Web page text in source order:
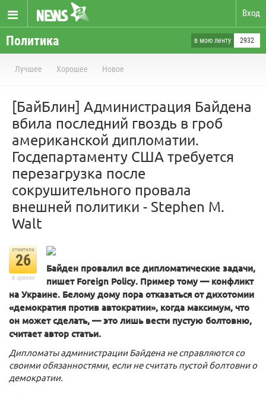
Вход
Политика в мою ленту 2932
Лучшее Хорошее Новое
[БайБлин] Администрация Байдена
вбила последний гвоздь в гроб
американской дипломатии.
Госдепартаменту США требуется
перезагрузка после
сокрушительного провала
внешней политики - Stephen M.
Walt
отметили
26
в архиве
Байден провалил все дипломатические задачи,
пишет Foreign Policy. Пример тому — конфликт
на Украине. Белому дому пора отказаться от дихотомии
«демократия против автократии», когда максимум, что
он может сделать, — это лишь вести пустую болтовню,
считает автор статьи.
Дипломаты администрации Байдена не справляются со
своими обязанностями, если не считать пустой болтовни о
демократии.